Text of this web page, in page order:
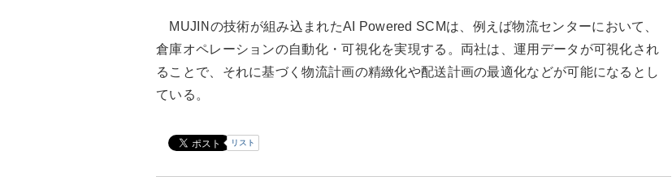
MUJINの技術が組み込まれたAI Powered SCMは、例えば物流センターにおいて、
倉庫オペレーションの自動化・可視化を実現する。両社は、運用データが可視化され
ることで、それに基づく物流計画の精緻化や配送計画の最適化などが可能になるとし
ている。
リスト